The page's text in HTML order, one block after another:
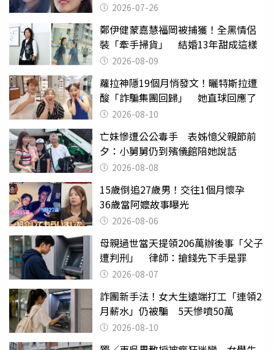
2026-07-26
鄭伊健蒙嘉慧福岡被捕獲！全黑情侶
裝「牽手掃貨」 結婚13年甜成這樣
2026-08-09
蘿拉神隱19個月悄發文！曬特斯拉遭
酸「詐騙集團回歸」 她直球回應了
2026-08-10
亡妹慘遭公公毒手 表姊憶父親節前
夕：小舅舅仍到殯儀館陪她說話
2026-08-08
15歲倒追27歲男！交往1個月懷孕
36歲當阿嬤故事曝光
2026-08-06
母親過世當天提領206萬辦後事「父子
遭判刑」 律師：搶錢先下手是罪
2026-08-07
詐團新手法！女大生遠端打工「連領2
月薪水」仍被騙 5天慘噴50萬
2026-08-10